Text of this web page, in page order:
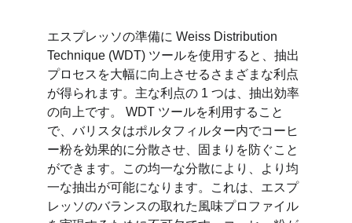
エスプレッソの準備に Weiss Distribution
Technique (WDT) ツールを使用すると、抽出
プロセスを大幅に向上させるさまざまな利点
が得られます。主な利点の 1 つは、抽出効率
の向上です。 WDT ツールを利用すること
で、バリスタはポルタフィルター内でコーヒ
ー粉を効果的に分散させ、固まりを防ぐこと
ができます。この均一な分散により、より均
一な抽出が可能になります。これは、エスプ
レッソのバランスの取れた風味プロファイル